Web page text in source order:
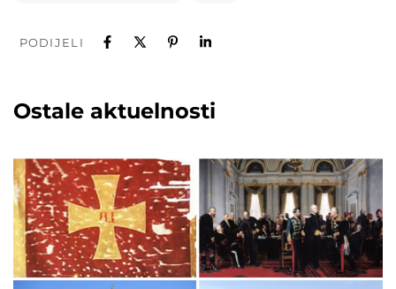
PODIJELI
Ostale aktuelnosti